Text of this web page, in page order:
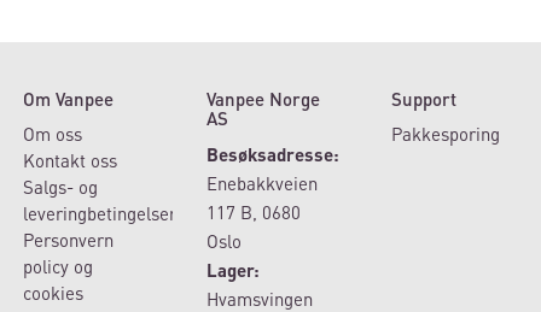
Om Vanpee
Om oss
Kontakt oss
Salgs- og
leveringbetingelser
Personvern
policy og
cookies
Vanpee Norge
AS
Besøksadresse:
Enebakkveien
117 B, 0680
Oslo
Lager:
Hvamsvingen
Support
Pakkesporing